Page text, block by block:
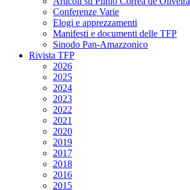
Conferenze Varie
Elogi e apprezzamenti
Manifesti e documenti delle TFP
Sinodo Pan-Amazzonico
Rivista TFP
2026
2025
2024
2023
2022
2021
2020
2019
2017
2018
2016
2015